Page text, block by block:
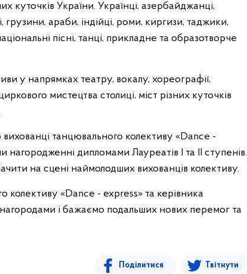
куточків України. Українці, азербайджанці,
грузини, араби, індійці, роми, киргизи, таджики,
пісні, танці, прикладне та образотворче
у напрямках театру, вокалу, хореографії,
мистецтва столиці, міст різних куточків
танцювального колективу «Dance -
дипломами Лауреатів І та ІІ ступенів.
на сцені наймолодших вихованців колективу.
колективу «Dance - express» та керівника
і бажаємо подальших нових перемог та
Поділитися Твітнути